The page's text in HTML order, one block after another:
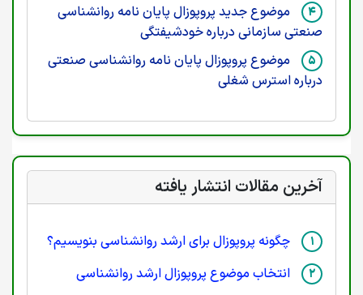
موضوع جدید پروپوزال پایان نامه روانشناسی
صنعتی سازمانی درباره خودشیفتگی
موضوع پروپوزال پایان نامه روانشناسی صنعتی
درباره استرس شغلی
آخرین مقالات انتشار یافته
چگونه پروپوزال برای ارشد روانشناسی بنویسیم؟
انتخاب موضوع پروپوزال ارشد روانشناسی